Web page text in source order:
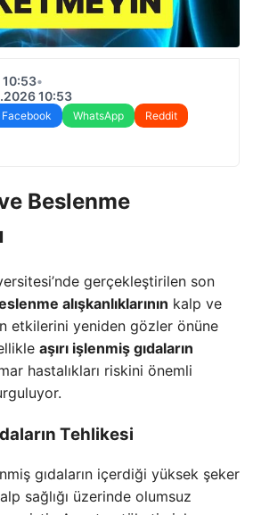
•
10:53
Facebook WhatsApp
Reddit
Beslenme
gerçekleştirilen son
alışkanlıklarının kalp ve
etkilerini yeniden gözler önüne
aşırı işlenmiş gıdaların
hastalıkları riskini önemli
Tehlikesi
gıdaların içerdiği yüksek şeker
sağlığı üzerinde olumsuz